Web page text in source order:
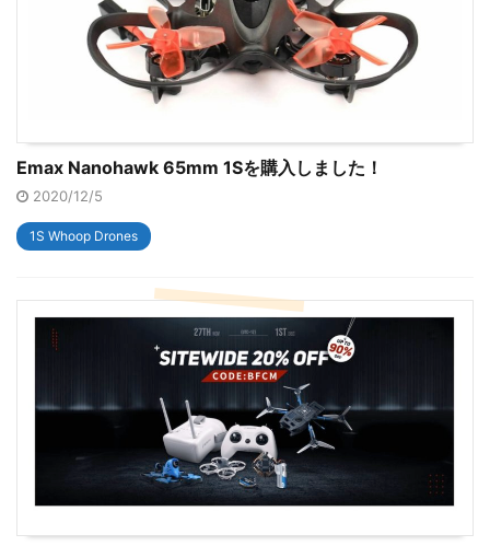
Emax Nanohawk 65mm 1Sを購入しました！
2020/12/5
1S Whoop Drones